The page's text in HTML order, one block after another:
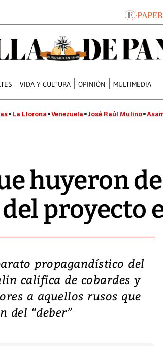
VIDA Y CULTURA OPINIÓN MULTIMEDIA
La Llorona Venezuela José Raúl Mulino
huyeron
proyecto
propagandístico del
califica de cobardes y
a aquellos rusos que
del “deber”
Video, Japón: Terremoto
deja heridos y graves
daños en Kumamoto